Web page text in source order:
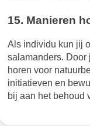
15. Manieren
Als individu kun jij
salamanders. Door
horen voor
initiatieven en
bij aan het behoud